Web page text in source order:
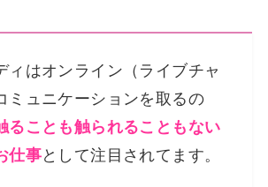
ィはオンライン（ライブチャ
ミュニケーションを取るの
ることも触られることもない
仕事として注目されてます。